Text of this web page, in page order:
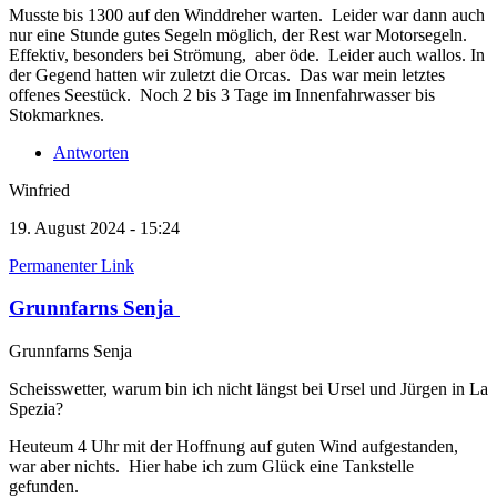
Musste bis 1300 auf den Winddreher warten. Leider war dann auch
nur eine Stunde gutes Segeln möglich, der Rest war Motorsegeln.
Effektiv, besonders bei Strömung, aber öde. Leider auch wallos. In
der Gegend hatten wir zuletzt die Orcas. Das war mein letztes
offenes Seestück. Noch 2 bis 3 Tage im Innenfahrwasser bis
Stokmarknes.
Antworten
Winfried
19. August 2024 - 15:24
Permanenter Link
Grunnfarns Senja
Grunnfarns Senja
Scheisswetter, warum bin ich nicht längst bei Ursel und Jürgen in La
Spezia?
Heuteum 4 Uhr mit der Hoffnung auf guten Wind aufgestanden,
war aber nichts. Hier habe ich zum Glück eine Tankstelle
gefunden.